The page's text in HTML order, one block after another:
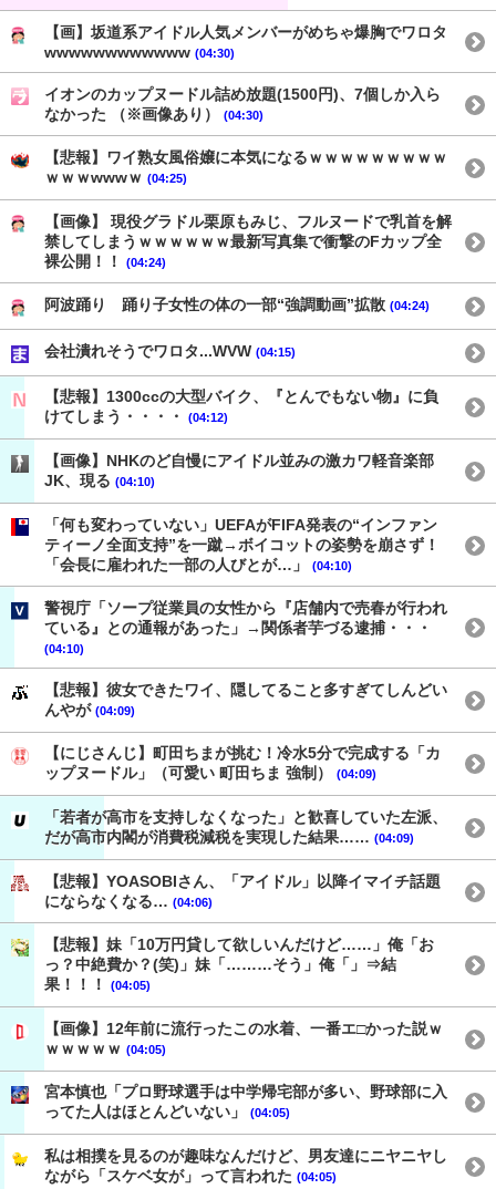
【画】坂道系アイドル人気メンバーがめちゃ爆胸でワロタ
wwwwwwwwwwww (04:30)
イオンのカップヌードル詰め放題(1500円)、7個しか入ら
なかった （※画像あり）
(04:30)
【悲報】ワイ熟女風俗嬢に本気になるｗｗｗｗｗｗｗｗｗ
ｗｗｗwwwｗ (04:25)
【画像】 現役グラドル栗原もみじ、フルヌードで乳首を解
禁してしまうｗｗｗｗｗｗ最新写真集で衝撃のFカップ全
裸公開！！
(04:24)
阿波踊り 踊り子女性の体の一部“強調動画”拡散 (04:24)
会社潰れそうでワロタ...WVW (04:15)
【悲報】1300ccの大型バイク、『とんでもない物』に負
けてしまう・・・・
(04:12)
【画像】NHKのど自慢にアイドル並みの激カワ軽音楽部
JK、現る (04:10)
「何も変わっていない」UEFAがFIFA発表の“インファン
ティーノ全面支持”を一蹴→ボイコットの姿勢を崩さず！
「会長に雇われた一部の人びとが…」
(04:10)
警視庁「ソープ従業員の女性から『店舗内で売春が行われ
ている』との通報があった」→関係者芋づる逮捕・・・
(04:10)
【悲報】彼女できたワイ、隠してること多すぎてしんどい
んやが (04:09)
【にじさんじ】町田ちまが挑む！冷水5分で完成する「カ
ップヌードル」（可愛い 町田ちま 強制）
(04:09)
「若者が高市を支持しなくなった」と歓喜していた左派、
だが高市内閣が消費税減税を実現した結果…… (04:09)
【悲報】YOASOBIさん、「アイドル」以降イマイチ話題
にならなくなる… (04:06)
【悲報】妹「10万円貸して欲しいんだけど……」俺「お
っ？中絶費か？(笑)」妹「………そう」俺「」⇒結
果！！！
(04:05)
【画像】12年前に流行ったこの水着、一番エ□かった説ｗ
ｗｗｗｗｗ (04:05)
宮本慎也「プロ野球選手は中学帰宅部が多い、野球部に入
ってた人はほとんどいない」
(04:05)
私は相撲を見るのが趣味なんだけど、男友達にニヤニヤし
ながら「スケベ女が」って言われた (04:05)